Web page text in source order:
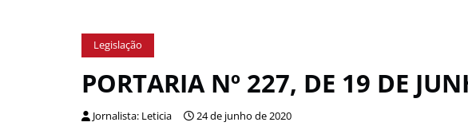
Legislação
PORTARIA Nº 227, DE 19 DE
Jornalista: Leticia 24 de junho de 2020